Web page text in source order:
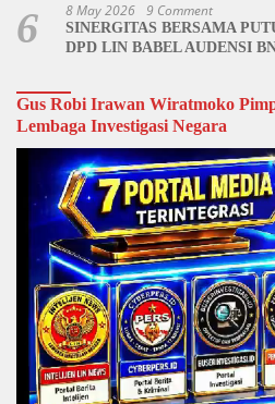
6 8 May 2026 9 Comment
SINERGITAS BERSAMA
DPD LIN BABEL AUDENSI
Gus Robi Irawan Wiratmoko
Lembaga Investigasi Negara
Video
Player